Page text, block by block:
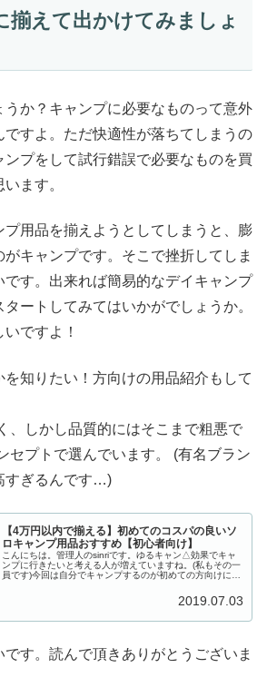
揃えて出かけてみましょ
うか？キャンプに必要なものって意外
ですよ。ただ快適性が落ちてしまうの
プをして試行錯誤で必要なものを買
ます。
プ用品を揃えようとしてしまうと、膨
キャンプです。そこで挫折してしま
です。出来れば簡易的なデイキャンプ
ートしてみてはいかがでしょうか。
ですよ！
知りたい！方向けの用品紹介もして
、しかし品質的にはそこまで粗悪で
セプトで選んでいます。 (有名ブラン
すぎるんです…)
【4万円以内で揃える】初めてのコスパの良いソ
ロキャンプ用品おすすめ【初心者向け】
こんにちは。管理人のsinriです。ゆるキャン△効果でキャ
ンプに行きたいと考える人が増えていますね。(私もその一
員です)今回は自分でキャンプするのが初めての方向けに私
2019.07.03
す。読んで頂きありがとうございま